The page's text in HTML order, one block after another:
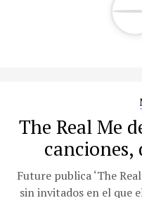
The Real Me
canciones,
Future publica ‘The
sin invitados en el que